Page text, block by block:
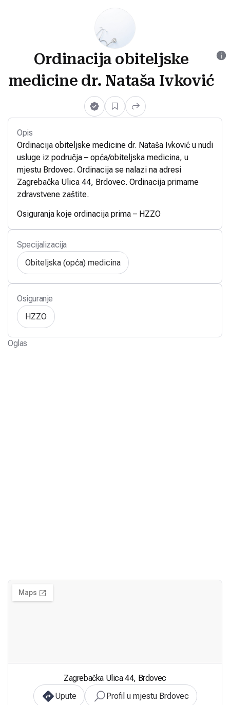
Ordinacija obiteljske
medicine dr. Nataša Ivković
Opis
Ordinacija obiteljske medicine dr. Nataša Ivković u nudi
usluge iz područja – opća/obiteljska medicina, u
mjestu Brdovec. Ordinacija se nalazi na adresi
Zagrebačka Ulica 44, Brdovec. Ordinacija primarne
zdravstvene zaštite.
Osiguranja koje ordinacija prima – HZZO
Specijalizacija
Obiteljska (opća) medicina
Osiguranje
HZZO
Oglas
Zagrebačka Ulica 44, Brdovec
Upute
Profil u mjestu Brdovec